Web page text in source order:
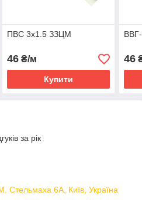
ПВС 3х1.5 ЗЗЦМ
46₴/м
Купити
46
за рік
Стельмаха 6А, Київ, Україна